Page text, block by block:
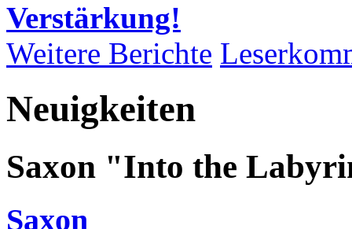
Verstärkung!
Weitere Berichte
Neuigkeiten
Saxon "Into the
Saxon